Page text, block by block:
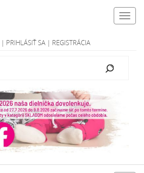
| PRIHLÁSIŤ SA | REGISTRÁCIA